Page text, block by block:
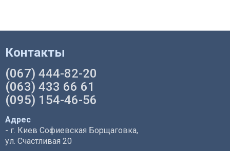
Контакты
(067) 444-82-20
(063) 433 66 61
(095) 154-46-56
Адрес
- г. Киев Софиевская Борщаговка,
ул. Счастливая 20